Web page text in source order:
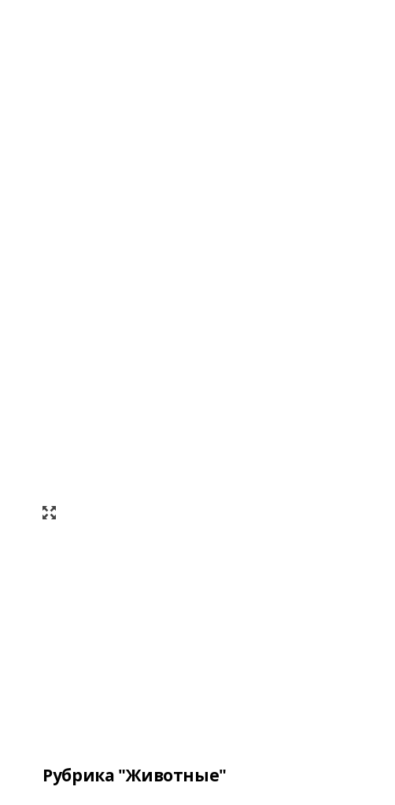
Рубрика "Животные"